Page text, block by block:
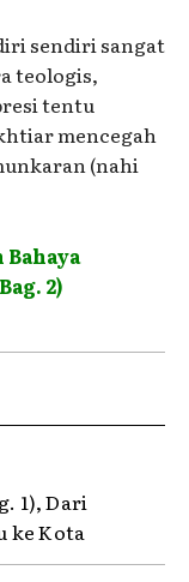
sendiri sangat
teologis,
tentu
mencegah
(nahi
2)
1), Dari
ke Kota